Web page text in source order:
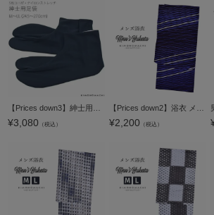
¥3,080 （税込） ¥2,200 （税込）